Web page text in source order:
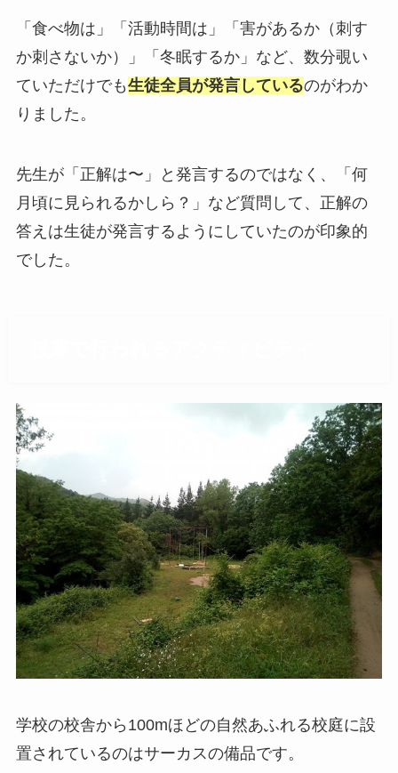
「食べ物は」「活動時間は」「害があるか（刺す
か刺さないか）」「冬眠するか」など、数分覗い
ていただけでも生徒全員が発言しているのがわか
りました。
先生が「正解は〜」と発言するのではなく、「何
月頃に見られるかしら？」など質問して、正解の
答えは生徒が発言するようにしていたのが印象的
でした。
学校の校舎から100mほどの自然あふれる校庭に設
置されているのはサーカスの備品です。